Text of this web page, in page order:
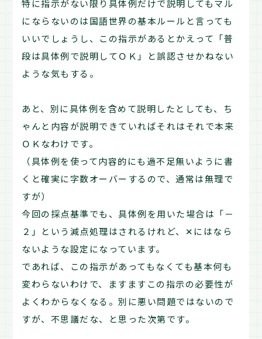
特に指示がない限り具体例だけで説明してもマル
にならないのは国語世界の基本ルールと言っても
いいでしょうし、この指示があるとかえって「普
段は具体例で説明してＯＫ」と誤認させかねない
ような気もする。
あと、別に具体例を含めて説明したとしても、ち
ゃんと内容が説明できていればそれはそれで本来
ＯＫなわけです。
（具体例を使って内容的にも過不足無いように書
くと確実に字数オーバーするので、通常は無理で
すが）
今回の採点基準でも、具体例を用いた場合は「－
２」という減点処理はされるけれど、✕にはなら
ないような設定になっています。
であれば、この指示があってもなくても基本何も
変わらないわけで、ますますこの指示の必要性が
よくわからなくなる。別に悪い問題ではないので
すが、不思議だな、と思った次第です。